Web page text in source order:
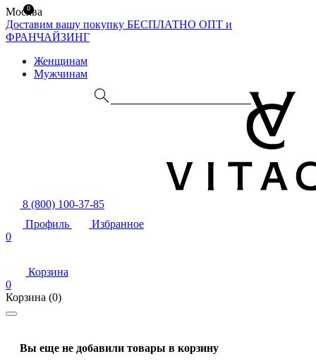
Москва
Доставим вашу покупку БЕСПЛАТНО ОПТ и
ФРАНЧАЙЗИНГ
Женщинам
Мужчинам
8 (800) 100-37-85
Профиль
Избранное
0
Корзина
0
Корзина (0)
Вы еще не добавили товары в корзину
0